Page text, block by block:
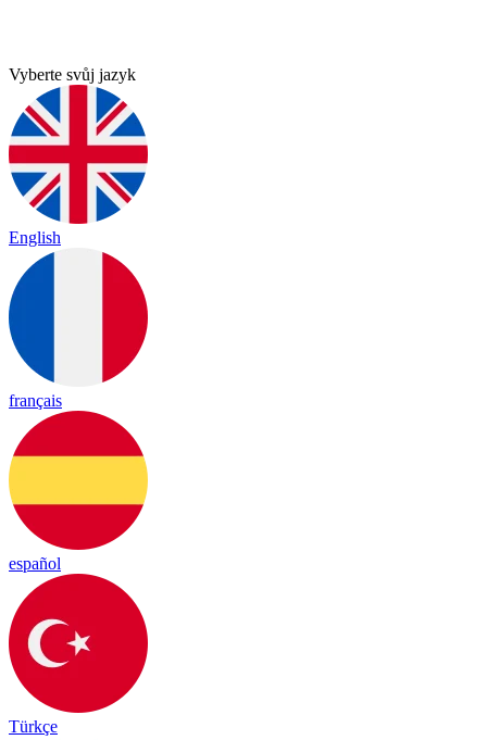
Vyberte svůj jazyk
English
français
español
Türkçe